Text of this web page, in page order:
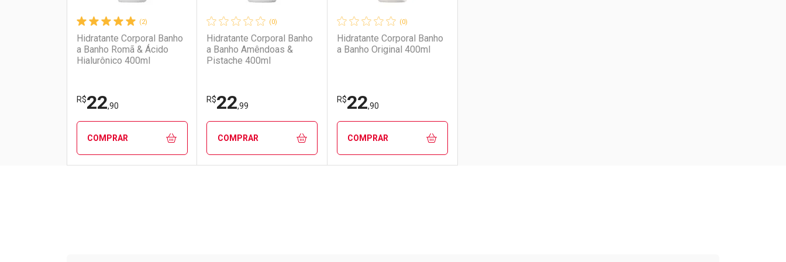
(2)
Hidratante Corporal Banho
a Banho Romã & Ácido
Hialurônico 400ml
R$22,90
COMPRAR
(0)
Hidratante Corporal Banho
a Banho Amêndoas &
Pistache 400ml
R$22,99
COMPRAR
(0)
Hidratante Corporal Banho
a Banho Original 400ml
R$22,90
COMPRAR